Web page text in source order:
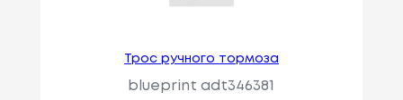
Трос ручного тормоза
blueprint adt346381